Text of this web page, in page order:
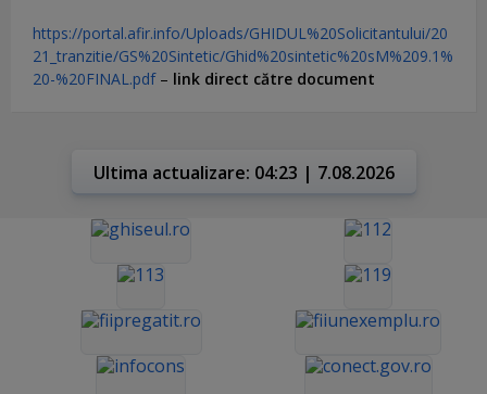
https://portal.afir.info/Uploads/GHIDUL%20Solicitantului/20
21_tranzitie/GS%20Sintetic/Ghid%20sintetic%20sM%209.1%
20-%20FINAL.pdf– link direct către document
Ultima actualizare: 04:23 | 7.08.2026